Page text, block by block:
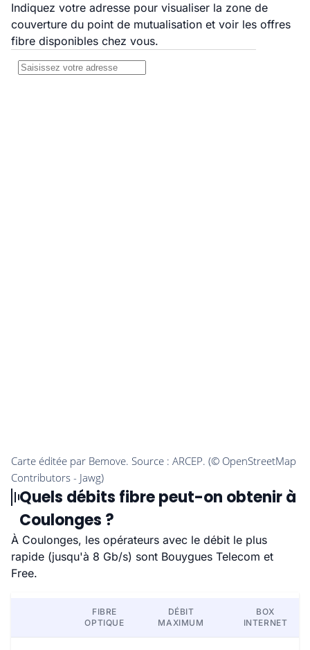
Indiquez votre adresse pour visualiser la zone de
couverture du point de mutualisation et voir les offres
fibre disponibles chez vous.
Quels débits fibre peut-on obtenir à
Coulonges ?
À Coulonges, les opérateurs avec le débit le plus
rapide (jusqu'à 8 Gb/s) sont Bouygues Telecom et
Free.
FIBRE
OPTIQUE
DÉBIT
MAXIMUM
BOX
INTERNET